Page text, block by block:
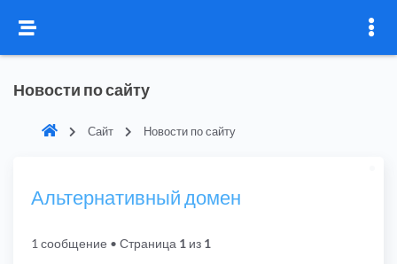
Новости по сайту
Сайт Новости по сайту
Альтернативный домен
1 сообщение • Страница 1 из 1